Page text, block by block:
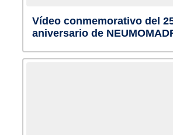
Vídeo conmemorativo del
aniversario de